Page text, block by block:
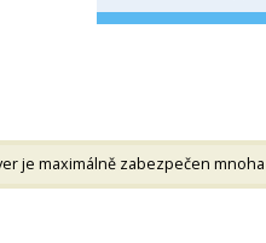
je maximálně zabezpečen